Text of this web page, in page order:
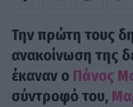
Την πρώτη τους
ανακοίνωση της
έκαναν ο Πάνος
σύντροφό του,